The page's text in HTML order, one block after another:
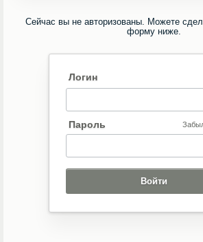
Сейчас вы не авторизованы. Можете
форму ниже.
Логин
Пароль